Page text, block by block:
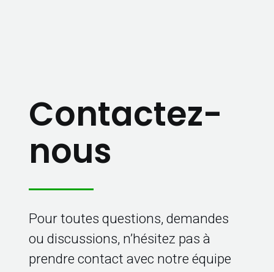
Contactez-
nous
Pour toutes questions, demandes
ou discussions, n’hésitez pas à
prendre contact avec notre équipe